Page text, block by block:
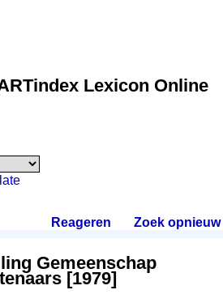
Lexicon Online
Reageren Zoek opnieuw.
Gemeenschap
[1979]